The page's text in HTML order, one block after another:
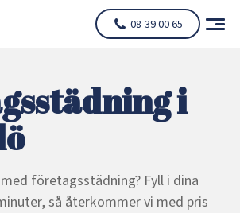
08-39 00 65
i
företagsstädning? Fyll i dina
så återkommer vi med pris